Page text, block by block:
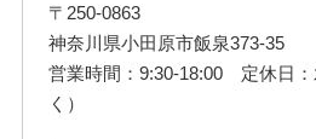
〒250-0863
神奈川県小田原市飯泉373-35
営業時間：9:30-18:00 定休日
く）